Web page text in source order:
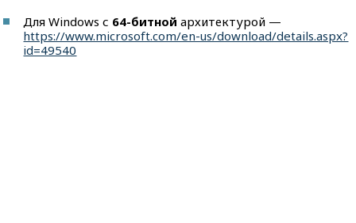
Для Windows с 64-битной архитектурой —
https://www.microsoft.com/en-us/download/details.aspx?
id=49540